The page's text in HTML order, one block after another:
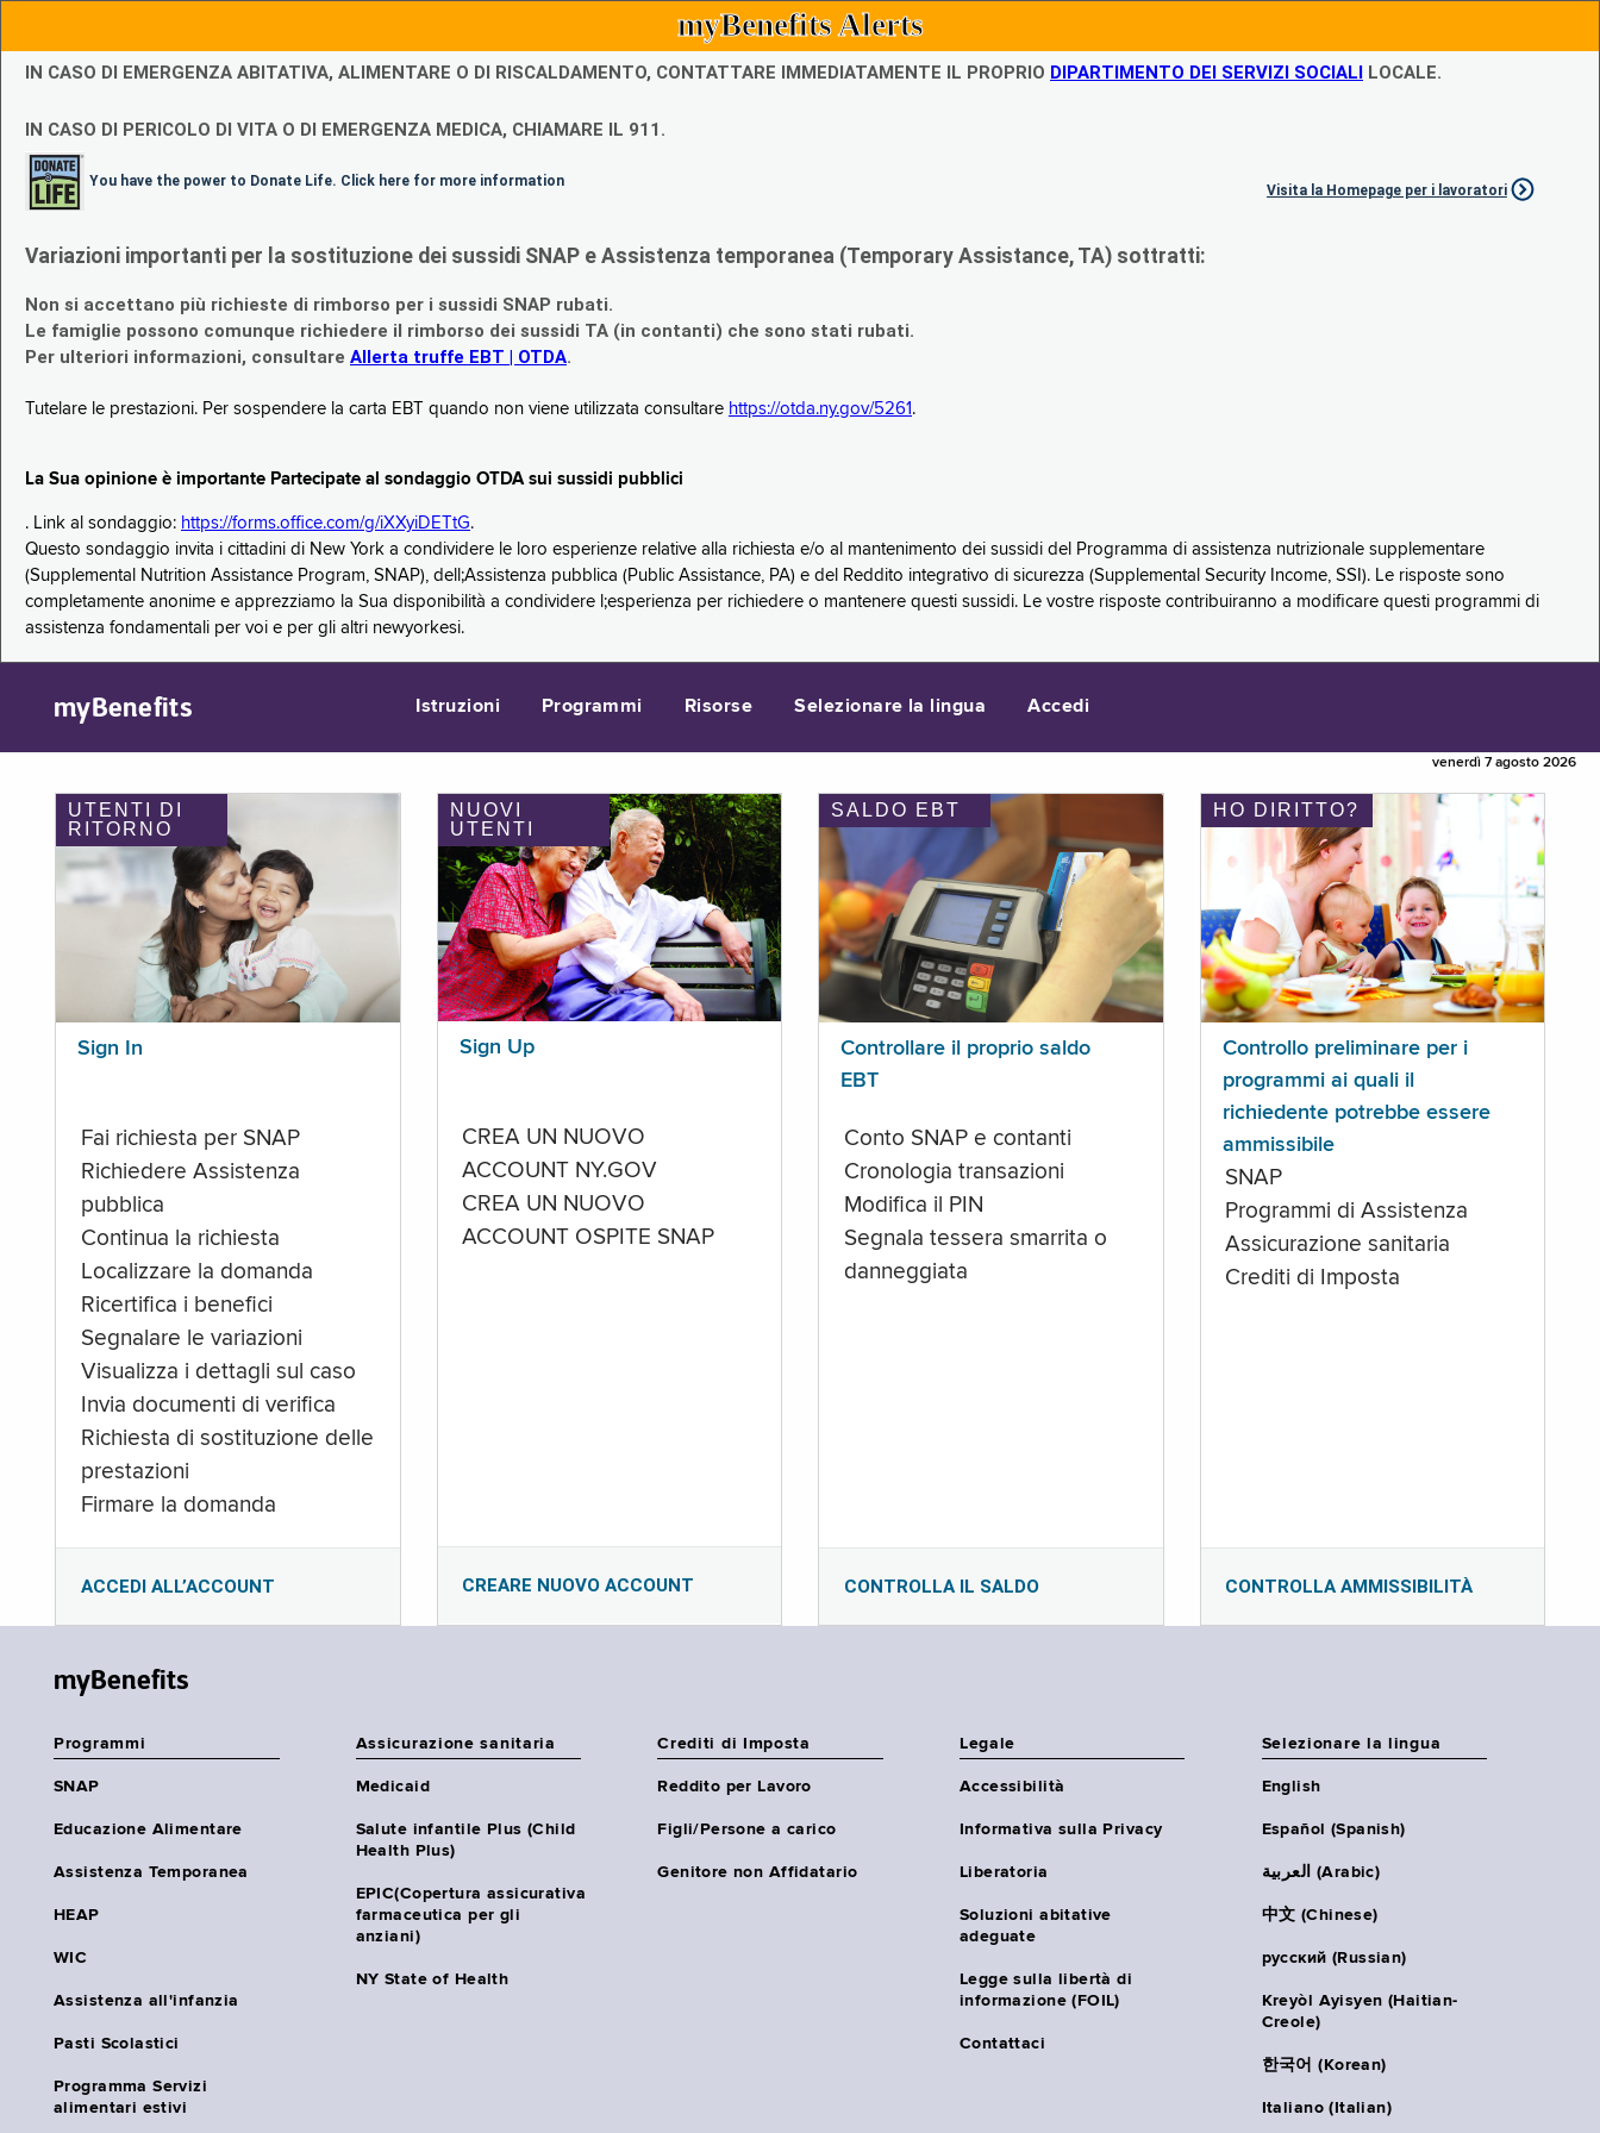
myBenefits Alerts
IN CASO DI EMERGENZA ABITATIVA, ALIMENTARE O DI RISCALDAMENTO, CONTATTARE IMMEDIATAMENTE IL PROPRIO DIPARTIMENTO DEI SERVIZI SOCIALI LOCALE.
IN CASO DI PERICOLO DI VITA O DI EMERGENZA MEDICA, CHIAMARE IL 911.
You have the power to Donate Life. Click here for more information
Visita la Homepage per i lavoratori
Variazioni importanti per la sostituzione dei sussidi SNAP e Assistenza temporanea (Temporary Assistance, TA) sottratti:
Non si accettano più richieste di rimborso per i sussidi SNAP rubati.
Le famiglie possono comunque richiedere il rimborso dei sussidi TA (in contanti) che sono stati rubati.
Per ulteriori informazioni, consultare Allerta truffe EBT | OTDA.
Tutelare le prestazioni. Per sospendere la carta EBT quando non viene utilizzata consultare https://otda.ny.gov/5261 .
La Sua opinione è importante Partecipate al sondaggio OTDA sui sussidi pubblici
. Link al sondaggio: https://forms.office.com/g/iXXyiDETtG.
Questo sondaggio invita i cittadini di New York a condividere le loro esperienze relative alla richiesta e/o al mantenimento dei sussidi del Programma di assistenza nutrizionale supplementare
(Supplemental Nutrition Assistance Program, SNAP), dell;Assistenza pubblica (Public Assistance, PA) e del Reddito integrativo di sicurezza (Supplemental Security Income, SSI). Le risposte sono
completamente anonime e apprezziamo la Sua disponibilità a condividere l;esperienza per richiedere o mantenere questi sussidi. Le vostre risposte contribuiranno a modificare questi programmi di
assistenza fondamentali per voi e per gli altri newyorkesi.
myBenefits Istruzioni Programmi Risorse Selezionare la lingua Accedi
venerdì 7 agosto 2026
UTENTI DI
RITORNO
Sign In
Fai richiesta per SNAP
Richiedere Assistenza
pubblica
Continua la richiesta
Localizzare la domanda
Ricertifica i benefici
Segnalare le variazioni
Visualizza i dettagli sul caso
Invia documenti di verifica
Richiesta di sostituzione delle
prestazioni
Firmare la domanda
ACCEDI ALL’ACCOUNT
NUOVI
UTENTI
Sign Up
CREA UN NUOVO
ACCOUNT NY.GOV
CREA UN NUOVO
ACCOUNT OSPITE SNAP
CREARE NUOVO ACCOUNT
SALDO EBT
Controllare il proprio saldo
EBT
Conto SNAP e contanti
Cronologia transazioni
Modifica il PIN
Segnala tessera smarrita o
danneggiata
CONTROLLA IL SALDO
HO DIRITTO?
Controllo preliminare per i
programmi ai quali il
richiedente potrebbe essere
ammissibile
SNAP
Programmi di Assistenza
Assicurazione sanitaria
Crediti di Imposta
CONTROLLA AMMISSIBILITÀ
myBenefits
Programmi
SNAP
Educazione Alimentare
Assistenza Temporanea
HEAP
WIC
Assistenza all'infanzia
Pasti Scolastici
Programma Servizi
alimentari estivi
Assicurazione sanitaria
Medicaid
Salute infantile Plus (Child
Health Plus)
EPIC(Copertura assicurativa
farmaceutica per gli
anziani)
NY State of Health
Crediti di Imposta
Reddito per Lavoro
Figli/Persone a carico
Genitore non Affidatario
Legale
Accessibilità
Informativa sulla Privacy
Liberatoria
Soluzioni abitative
adeguate
Legge sulla libertà di
informazione (FOIL)
Contattaci
Selezionare la lingua
English
Español (Spanish)
العربية (Arabic)
中文 (Chinese)
русский (Russian)
Kreyòl Ayisyen (Haitian-
Creole)
한국어 (Korean)
Italiano (Italian)